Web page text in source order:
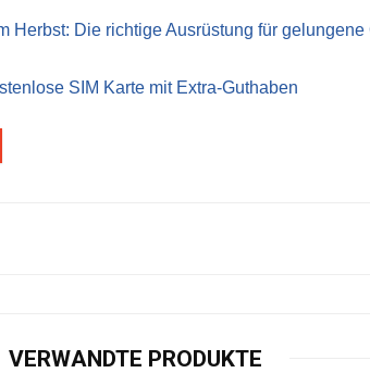
Herbst: Die richtige Ausrüstung für
SIM Karte mit Extra-Guthaben
VERWANDTE PRODUKTE